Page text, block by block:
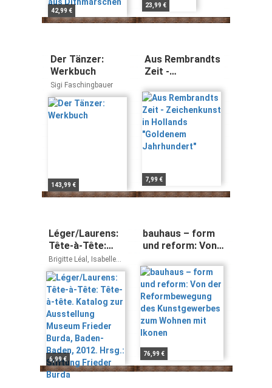
42,99 €
23,99 €
Der Tänzer:
Werkbuch
Sigi Faschingbauer
143,99 €
Aus Rembrandts
Zeit -
Hollands
"Goldenem
Jahrhundert"
7,99 €
Léger/Laurens:
Tête-à-Tête:
Tête-à-tête.
Katalog zur
Ausstellung
Museum Frieder
Burda, Baden-
Baden, 2012.
Hrsg.: Stiftung
Frieder Burda
Brigitte Léal, Isabelle
Monod-Fontaine, Jean-
Louis Prat, Cora von
Pape
6,99 €
bauhaus – form
und reform: Von
Reformbewegung
des
Kunstgewerbes
zum Wohnen mit
Ikonen
76,99 €